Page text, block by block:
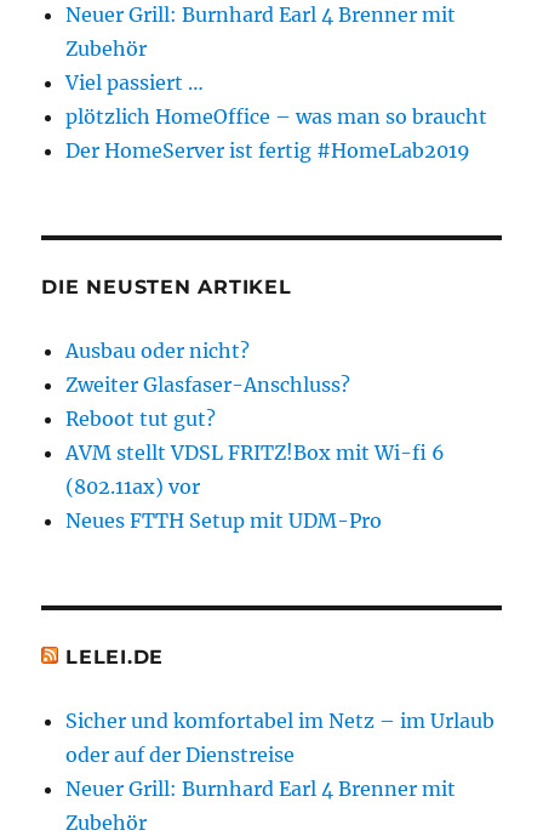
Neuer Grill: Burnhard Earl 4 Brenner mit
Zubehör
Viel passiert …
plötzlich HomeOffice – was man so braucht
Der HomeServer ist fertig #HomeLab2019
DIE NEUSTEN ARTIKEL
Ausbau oder nicht?
Zweiter Glasfaser-Anschluss?
Reboot tut gut?
AVM stellt VDSL FRITZ!Box mit Wi-fi 6
(802.11ax) vor
Neues FTTH Setup mit UDM-Pro
LELEI.DE
Sicher und komfortabel im Netz – im Urlaub
oder auf der Dienstreise
Neuer Grill: Burnhard Earl 4 Brenner mit
Zubehör